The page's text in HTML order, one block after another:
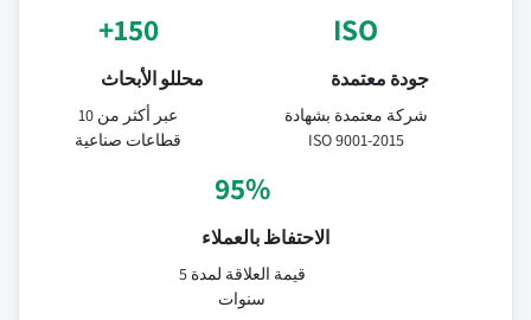
ISO
جودة معتمدة
شركة معتمدة بشهادة
ISO 9001-2015
150+
محللو الأبحاث
عبر أكثر من 10
قطاعات صناعية
95%
الاحتفاظ بالعملاء
قيمة العلاقة لمدة 5
سنوات